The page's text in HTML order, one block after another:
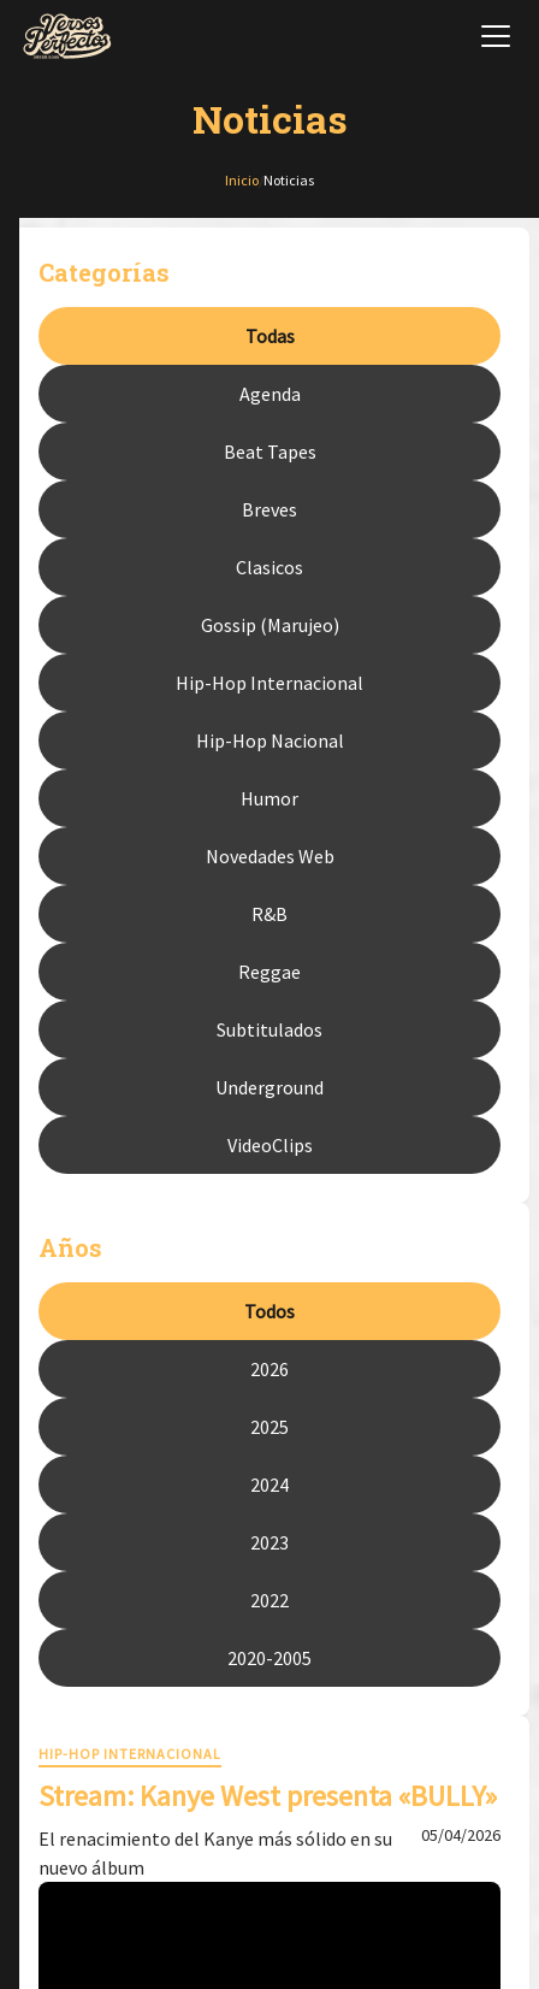
Noticias
Inicio Noticias
Categorías
Todas
Agenda
Beat Tapes
Breves
Clasicos
Gossip (Marujeo)
Hip-Hop Internacional
Hip-Hop Nacional
Humor
Novedades Web
R&B
Reggae
Subtitulados
Underground
VideoClips
Años
Todos
2026
2025
2024
2023
2022
2020-2005
HIP-HOP INTERNACIONAL
Stream: Kanye West presenta «BULLY»
El renacimiento del Kanye más sólido en su
nuevo álbum
05/04/2026